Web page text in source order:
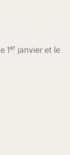
1 er janvier et le